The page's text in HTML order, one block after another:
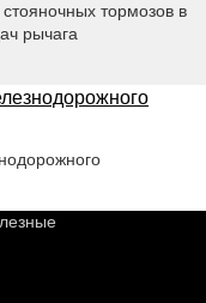
стояночных тормозов в
рычага